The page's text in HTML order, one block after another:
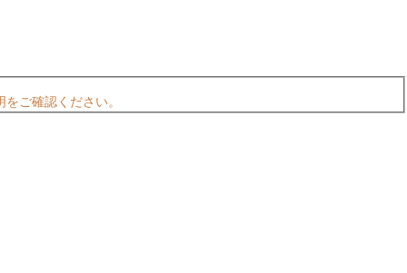
ご確認ください。